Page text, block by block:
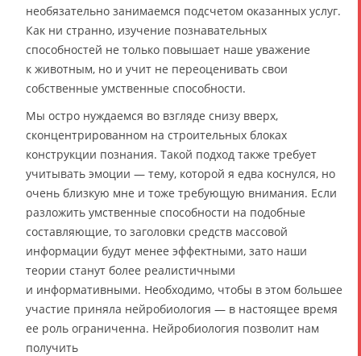
необязательно занимаемся подсчетом оказанных услуг.
Как ни странно, изучение познавательных
способностей не только повышает наше уважение
к животным, но и учит не переоценивать свои
собственные умственные способности.
Мы остро нуждаемся во взгляде снизу вверх,
сконцентрированном на строительных блоках
конструкции познания. Такой подход также требует
учитывать эмоции — тему, которой я едва коснулся, но
очень близкую мне и тоже требующую внимания. Если
разложить умственные способности на подобные
составляющие, то заголовки средств массовой
информации будут менее эффектными, зато наши
теории станут более реалистичными
и информативными. Необходимо, чтобы в этом большее
участие приняла нейробиология — в настоящее время
ее роль ограниченна. Нейробиология позволит нам
получить